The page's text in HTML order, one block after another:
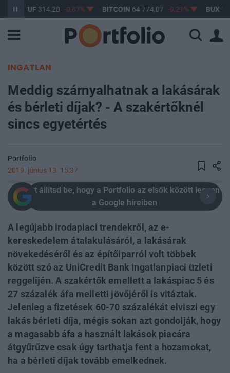
314,20 -0,87% BITCOIN64 774,07 -0,21% BUX 148
INGATLAN
Meddig szárnyalhatnak a lakásárak
és bérleti díjak? - A szakértőknél
sincs egyetértés
Portfolio
2019. június 13. 15:37
Itt állítsd be, hogy a Portfolio az elsők között legyen
a Google híreiben
A legújabb irodapiaci trendekről, az e-
kereskedelem átalakulásáról, a lakásárak
növekedéséről és az építőiparról volt többek
között szó az UniCredit Bank ingatlanpiaci üzleti
reggelijén. A szakértők emellett a lakáspiac 5 és
27 százalék áfa melletti jövőjéről is vitáztak.
Jelenleg a fizetések 60-70 százalékát elviszi egy
lakás bérleti díja, mégis sokan azt gondolják, hogy
a magasabb áfa a használt lakások piacára
átgyűrűzve csak úgy tarthatja fent a hozamokat,
ha a bérleti díjak tovább emelkednek.